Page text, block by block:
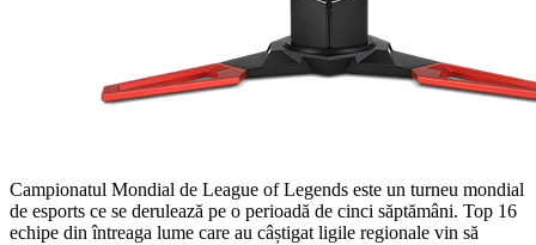
Campionatul Mondial de League of Legends este un turneu mondial
de esports ce se derulează pe o perioadă de cinci săptămâni. Top 16
echipe din întreaga lume care au câștigat ligile regionale vin să